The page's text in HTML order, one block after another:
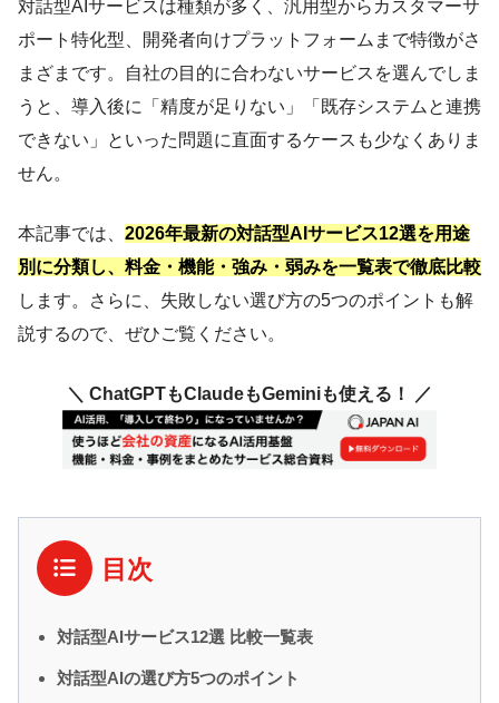
対話型AIサービスは種類が多く、汎用型からカスタマーサ
ポート特化型、開発者向けプラットフォームまで特徴がさ
まざまです。自社の目的に合わないサービスを選んでしま
うと、導入後に「精度が足りない」「既存システムと連携
できない」といった問題に直面するケースも少なくありま
せん。
本記事では、 2026年最新の対話型AIサービス12選を用途
別に分類し、料金・機能・強み・弱みを一覧表で徹底比較
します。さらに、失敗しない選び方の5つのポイントも解
説するので、ぜひご覧ください。
＼ ChatGPTもClaudeもGeminiも使える！ ／
目次
対話型AIサービス12選 比較一覧表
対話型AIの選び方5つのポイント